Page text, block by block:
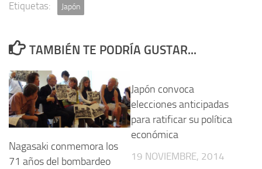
Etiquetas: Japón
TAMBIÉN TE PODRÍA GUSTAR...
Nagasaki conmemora los
71 años del bombardeo
Japón convoca
elecciones anticipadas
para ratificar su política
económica
19 NOVIEMBRE, 2014